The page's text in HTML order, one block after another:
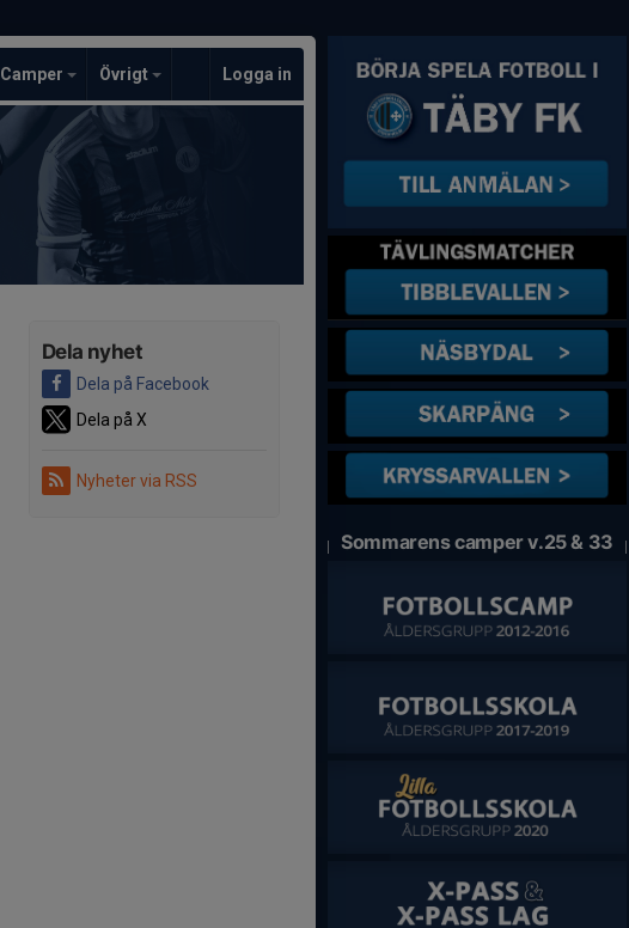
Camper Övrigt Logga in
Dela nyhet
Dela på Facebook
Dela på X
Nyheter via RSS
Sommarens camper v.25 & 33